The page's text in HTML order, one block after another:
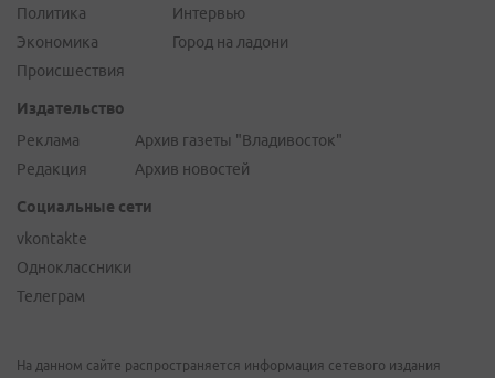
Политика
Экономика
Происшествия
Интервью
Город на ладони
Издательство
Реклама
Редакция
Архив газеты "Владивосток"
Архив новостей
Социальные сети
vkontakte
Одноклассники
Телеграм
На данном сайте распространяется информация сетевого издания